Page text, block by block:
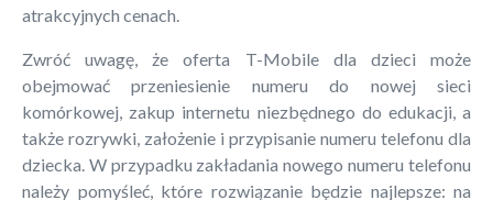
atrakcyjnych cenach.
Zwróć uwagę, że oferta T-Mobile dla dzieci może
obejmować przeniesienie numeru do nowej sieci
komórkowej, zakup internetu niezbędnego do edukacji, a
także rozrywki, założenie i przypisanie numeru telefonu dla
dziecka. W przypadku zakładania nowego numeru telefonu
należy pomyśleć, które rozwiązanie będzie najlepsze: na